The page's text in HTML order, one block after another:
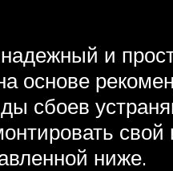
и
основе
сбоев
ниже.